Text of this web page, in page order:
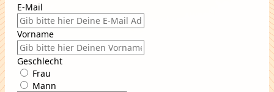
E-Mail
Vorname
Geschlecht
Frau
Mann